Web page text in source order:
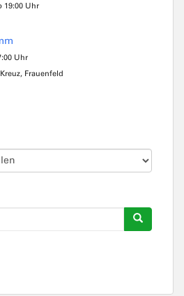
19:00 Uhr
Uhr
Frauenfeld